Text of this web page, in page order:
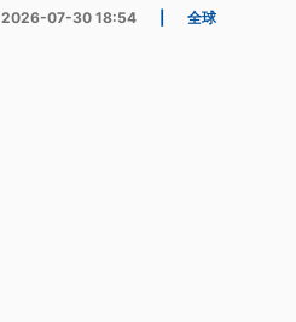
2026-07-30 18:54 全球